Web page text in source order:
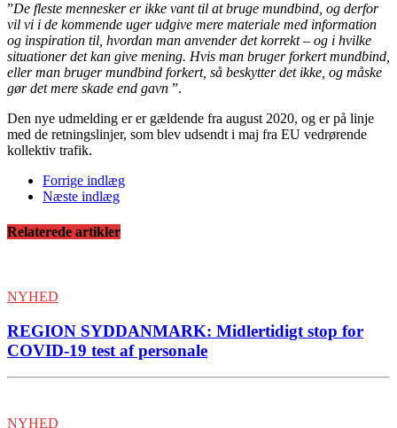
”De fleste mennesker er ikke vant til at bruge mundbind, og derfor
vil vi i de kommende uger udgive mere materiale med information
og inspiration til, hvordan man anvender det korrekt – og i hvilke
situationer det kan give mening. Hvis man bruger forkert mundbind,
eller man bruger mundbind forkert, så beskytter det ikke, og måske
gør det mere skade end gavn ”.
Den nye udmelding er er gældende fra august 2020, og er på linje
med de retningslinjer, som blev udsendt i maj fra EU vedrørende
kollektiv trafik.
Forrige indlæg
Næste indlæg
Relaterede artikler
NYHED
REGION SYDDANMARK: Midlertidigt stop for
COVID-19 test af personale
NYHED